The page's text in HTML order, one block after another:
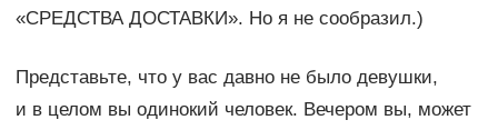
«СРЕДСТВА ДОСТАВКИ». Но я не сообразил.)
Представьте, что у вас давно не было девушки,
и в целом вы одинокий человек. Вечером вы, может